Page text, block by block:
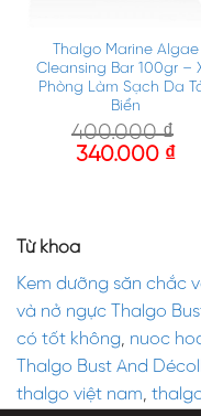
Thalgo Marine Algae
Cleansing Bar 100gr –
Phòng Làm Sạch Da
Biển
400.000₫
340.000 ₫
Từ khóa
Kem dưỡng săn chắc
và nở ngực Thalgo
có tốt không, nuoc
Thalgo Bust And
thalgo việt nam,